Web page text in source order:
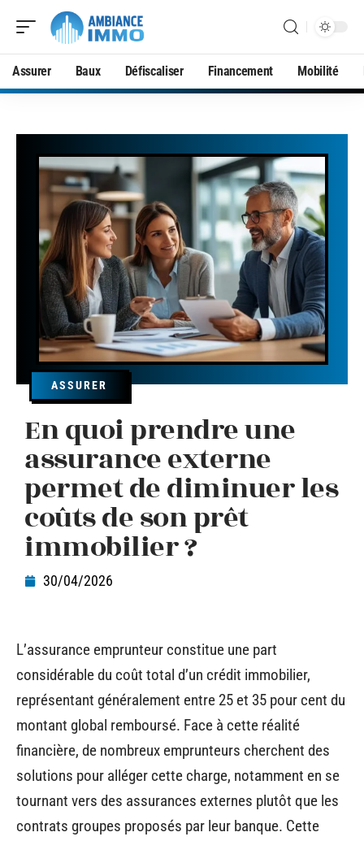
Assurer Baux Défiscaliser Financement Mobilité
ASSURER
En quoi prendre une
assurance externe
permet de diminuer les
coûts de son prêt
immobilier ?
30/04/2026
L’assurance emprunteur constitue une part
considérable du coût total d’un crédit immobilier,
représentant généralement entre 25 et 35 pour cent du
montant global remboursé. Face à cette réalité
financière, de nombreux emprunteurs cherchent des
solutions pour alléger cette charge, notamment en se
tournant vers des assurances externes plutôt que les
contrats groupes proposés par leur banque. Cette